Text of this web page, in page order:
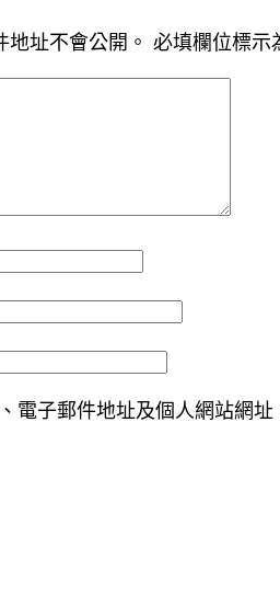
址不會公開。 必填欄位標示
電子郵件地址及個人網站網址